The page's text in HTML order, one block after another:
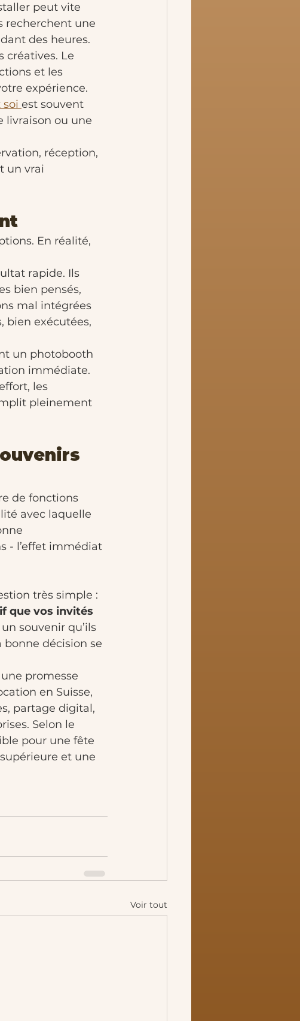
peut vite
recherchent une
des heures.
créatives. Le
et les
expérience.
soi est souvent
livraison ou une
réception,
un vrai
En réalité,
rapide. Ils
bien pensés,
mal intégrées
bien exécutées,
un photobooth
immédiate.
les
pleinement
de fonctions
avec laquelle
- l’effet immédiat
très simple :
que vos invités
souvenir qu’ils
bonne décision se
promesse
en Suisse,
partage digital,
Selon le
pour une fête
et une
Voir tout